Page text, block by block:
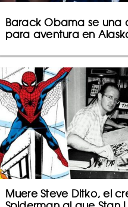
Barack Obama se una
para aventura en
Muere Steve Ditko, el